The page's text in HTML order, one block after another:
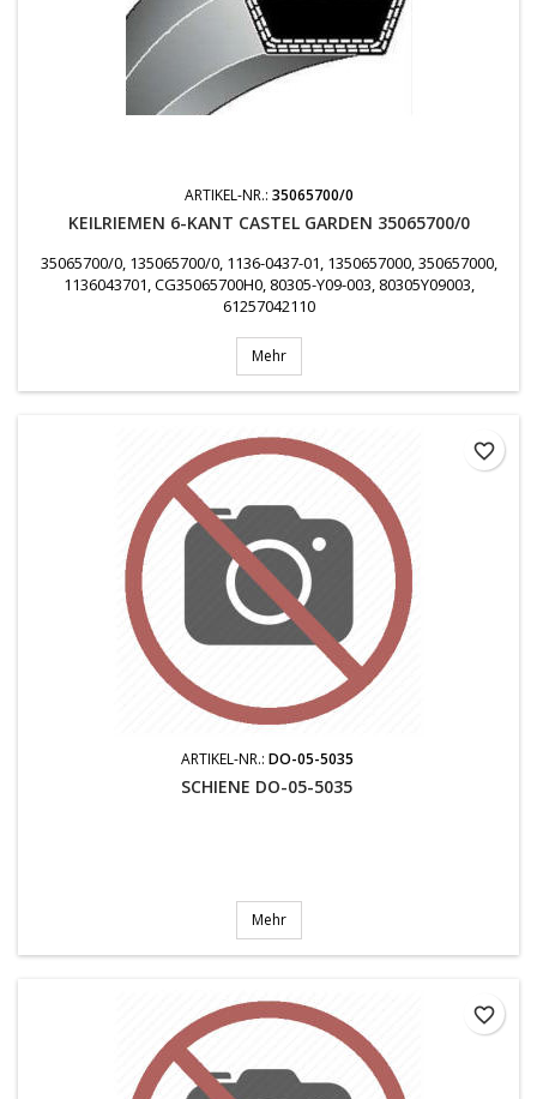
ARTIKEL-NR.: 35065700/0
KEILRIEMEN 6-KANT CASTEL GARDEN 35065700/0
35065700/0, 135065700/0, 1136-0437-01, 1350657000, 350657000,
1136043701, CG35065700H0, 80305-Y09-003, 80305Y09003,
61257042110
Mehr
ARTIKEL-NR.: DO-05-5035
SCHIENE DO-05-5035
Mehr
favorite_border
favorite_border